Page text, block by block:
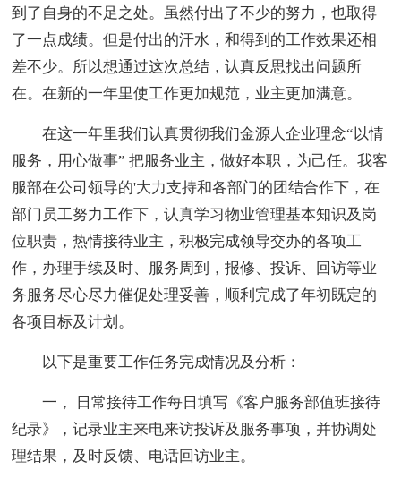
到了自身的不足之处。虽然付出了不少的努力，也取得
了一点成绩。但是付出的汗水，和得到的工作效果还相
差不少。所以想通过这次总结，认真反思找出问题所
在。在新的一年里使工作更加规范，业主更加满意。
在这一年里我们认真贯彻我们金源人企业理念“以情
服务，用心做事” 把服务业主，做好本职，为己任。我客
服部在公司领导的'大力支持和各部门的团结合作下，在
部门员工努力工作下，认真学习物业管理基本知识及岗
位职责，热情接待业主，积极完成领导交办的各项工
作，办理手续及时、服务周到，报修、投诉、回访等业
务服务尽心尽力催促处理妥善，顺利完成了年初既定的
各项目标及计划。
以下是重要工作任务完成情况及分析：
一， 日常接待工作每日填写《客户服务部值班接待
纪录》，记录业主来电来访投诉及服务事项，并协调处
理结果，及时反馈、电话回访业主。